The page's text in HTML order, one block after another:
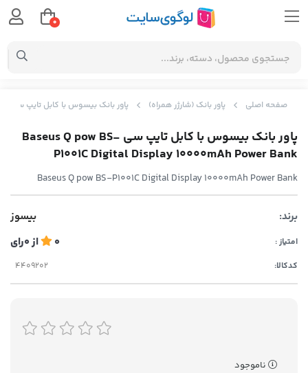
صفحه اصلی پاور بانک (شارژر همراه) پاور بانک بیسوس با کابل تایپ سی Baseus Q pow BS-P1001C Digital Display 10000mAh Power Bank
پاور بانک بیسوس با کابل تایپ سی Baseus Q pow BS-
P1001C Digital Display 10000mAh Power Bank
Baseus Q pow BS-P1001C Digital Display 10000mAh Power Bank
برند: بیسوز
امتیاز : 0 از0رای
کدکالا:
ناموجود
0